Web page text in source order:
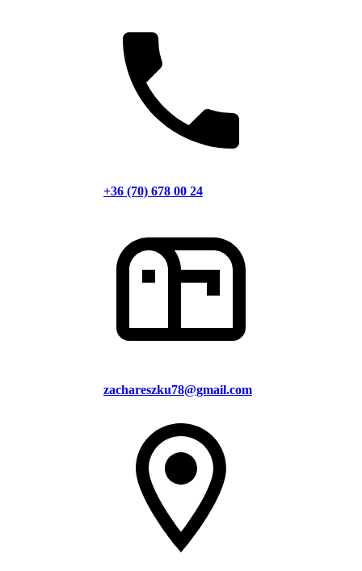
+36 (70) 678 00 24
zachareszku78@gmail.com